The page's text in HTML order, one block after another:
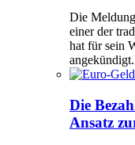
Die
einer der
hat für sein
Die
Ansatz